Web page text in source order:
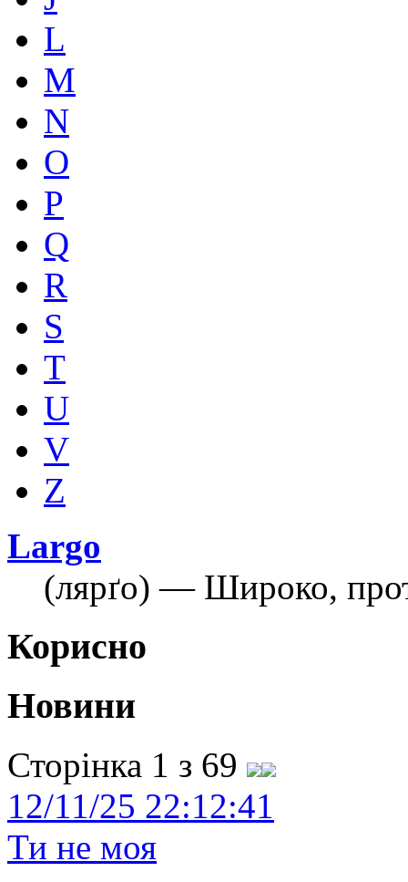
L
M
N
O
P
Q
R
S
T
U
V
Z
Largo
(лярґо) — Широко,
Корисно
Новини
Сторінка 1 з 69
12/11/25 22:12:41
Ти не моя